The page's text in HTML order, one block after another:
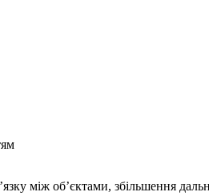
між об’єктами, збільшення